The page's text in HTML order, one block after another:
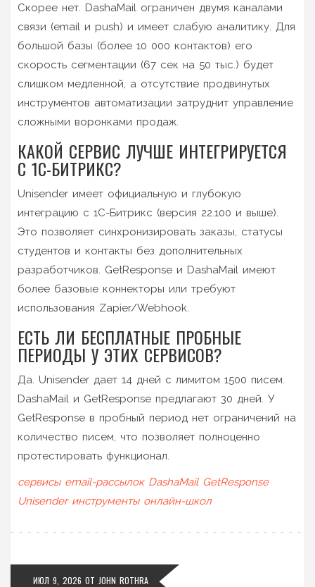
Скорее нет. DashaMail ограничен двумя каналами
связи (email и push) и имеет слабую аналитику. Для
большой базы (более 10 000 контактов) его
скорость сегментации (67 сек на 50 тыс.) будет
слишком медленной, а отсутствие продвинутых
инструментов автоматизации затруднит управление
сложными воронками продаж.
КАКОЙ СЕРВИС ЛУЧШЕ ИНТЕГРИРУЕТСЯ
С 1С-БИТРИКС?
Unisender имеет официальную и глубокую
интеграцию с 1С-Битрикс (версия 22.100 и выше).
Это позволяет синхронизировать заказы, статусы
студентов и контакты без дополнительных
разработчиков. GetResponse и DashaMail имеют
более базовые коннекторы или требуют
использования Zapier/Webhook.
ЕСТЬ ЛИ БЕСПЛАТНЫЕ ПРОБНЫЕ
ПЕРИОДЫ У ЭТИХ СЕРВИСОВ?
Да. Unisender дает 14 дней с лимитом 1500 писем.
DashaMail и GetResponse предлагают 30 дней. У
GetResponse в пробный период нет ограничений на
количество писем, что позволяет полноценно
протестировать функционал.
сервисы email-рассылок DashaMail GetResponse
Unisender инструменты онлайн-школ
ИЮЛ 9, 2026 ОТ JOHN ROTHRA